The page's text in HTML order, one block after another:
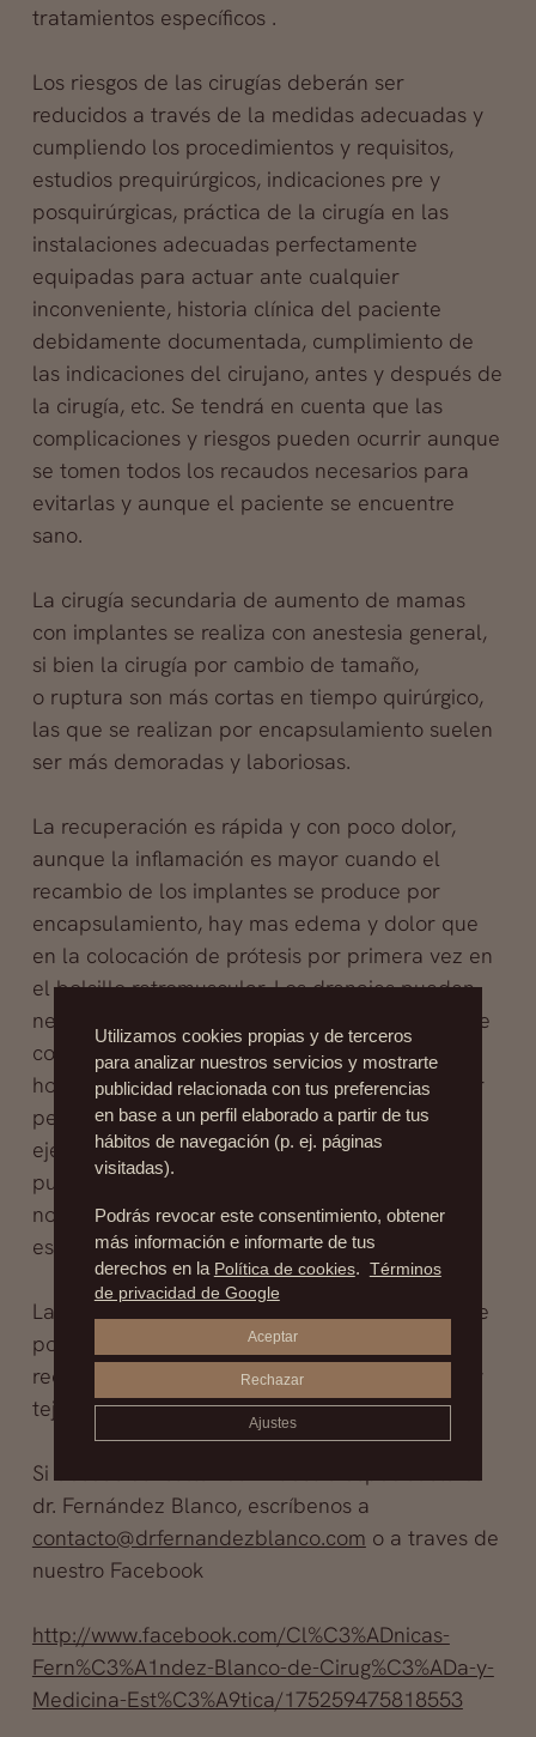
tratamientos específicos .
Los riesgos de las cirugías deberán ser
reducidos a través de la medidas adecuadas y
cumpliendo los procedimientos y requisitos,
estudios prequirúrgicos, indicaciones pre y
posquirúrgicas, práctica de la cirugía en las
instalaciones adecuadas perfectamente
equipadas para actuar ante cualquier
inconveniente, historia clínica del paciente
debidamente documentada, cumplimiento de
las indicaciones del cirujano, antes y después de
la cirugía, etc. Se tendrá en cuenta que las
complicaciones y riesgos pueden ocurrir aunque
se tomen todos los recaudos necesarios para
evitarlas y aunque el paciente se encuentre
sano.
La cirugía secundaria de aumento de mamas
con implantes se realiza con anestesia general,
si bien la cirugía por cambio de tamaño,
o ruptura son más cortas en tiempo quirúrgico,
las que se realizan por encapsulamiento suelen
ser más demoradas y laboriosas.
La recuperación es rápida y con poco dolor,
aunque la inflamación es mayor cuando el
recambio de los implantes se produce por
encapsulamiento, hay mas edema y dolor que
en la colocación de prótesis por primera vez en
el bolsillo retromuscular. Los drenajes pueden
necesitar permanecer por mas días. El dolor se
controlará con analgésicos. Las primeras 48
horas se indicará reposo, no se deben levantar
pesos en los próximos 10 días, ni realizar
ejercicios físicos, luego de quitarse drenajes y
puntos se puede volver al trabajo y a la vida
normal, siempre siguiendo las indicaciones del
especialista.
La cirugía secundaria debe ser tratada siempre
por un experto, dada la complejidad de
reoperar una zona ya tratada , con cicatrices y
tejido fibroso.
Si deseas consultar con nuestro especialista el
dr. Fernández Blanco, escríbenos a
contacto@drfernandezblanco.com o a traves de
nuestro Facebook
http://www.facebook.com/Cl%C3%ADnicas-
Fern%C3%A1ndez-Blanco-de-Cirug%C3%ADa-y-
Medicina-Est%C3%A9tica/175259475818553
Utilizamos cookies propias y de terceros
para analizar nuestros servicios y mostrarte
publicidad relacionada con tus preferencias
en base a un perfil elaborado a partir de tus
hábitos de navegación (p. ej. páginas
visitadas).
Podrás revocar este consentimiento, obtener
más información e informarte de tus
derechos en la Política de cookies. Términos
de privacidad de Google
Aceptar
Rechazar
Ajustes